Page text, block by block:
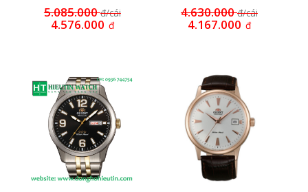
5.085.000đ/cái
4.576.000 đ
4.630.000đ/cái
4.167.000 đ